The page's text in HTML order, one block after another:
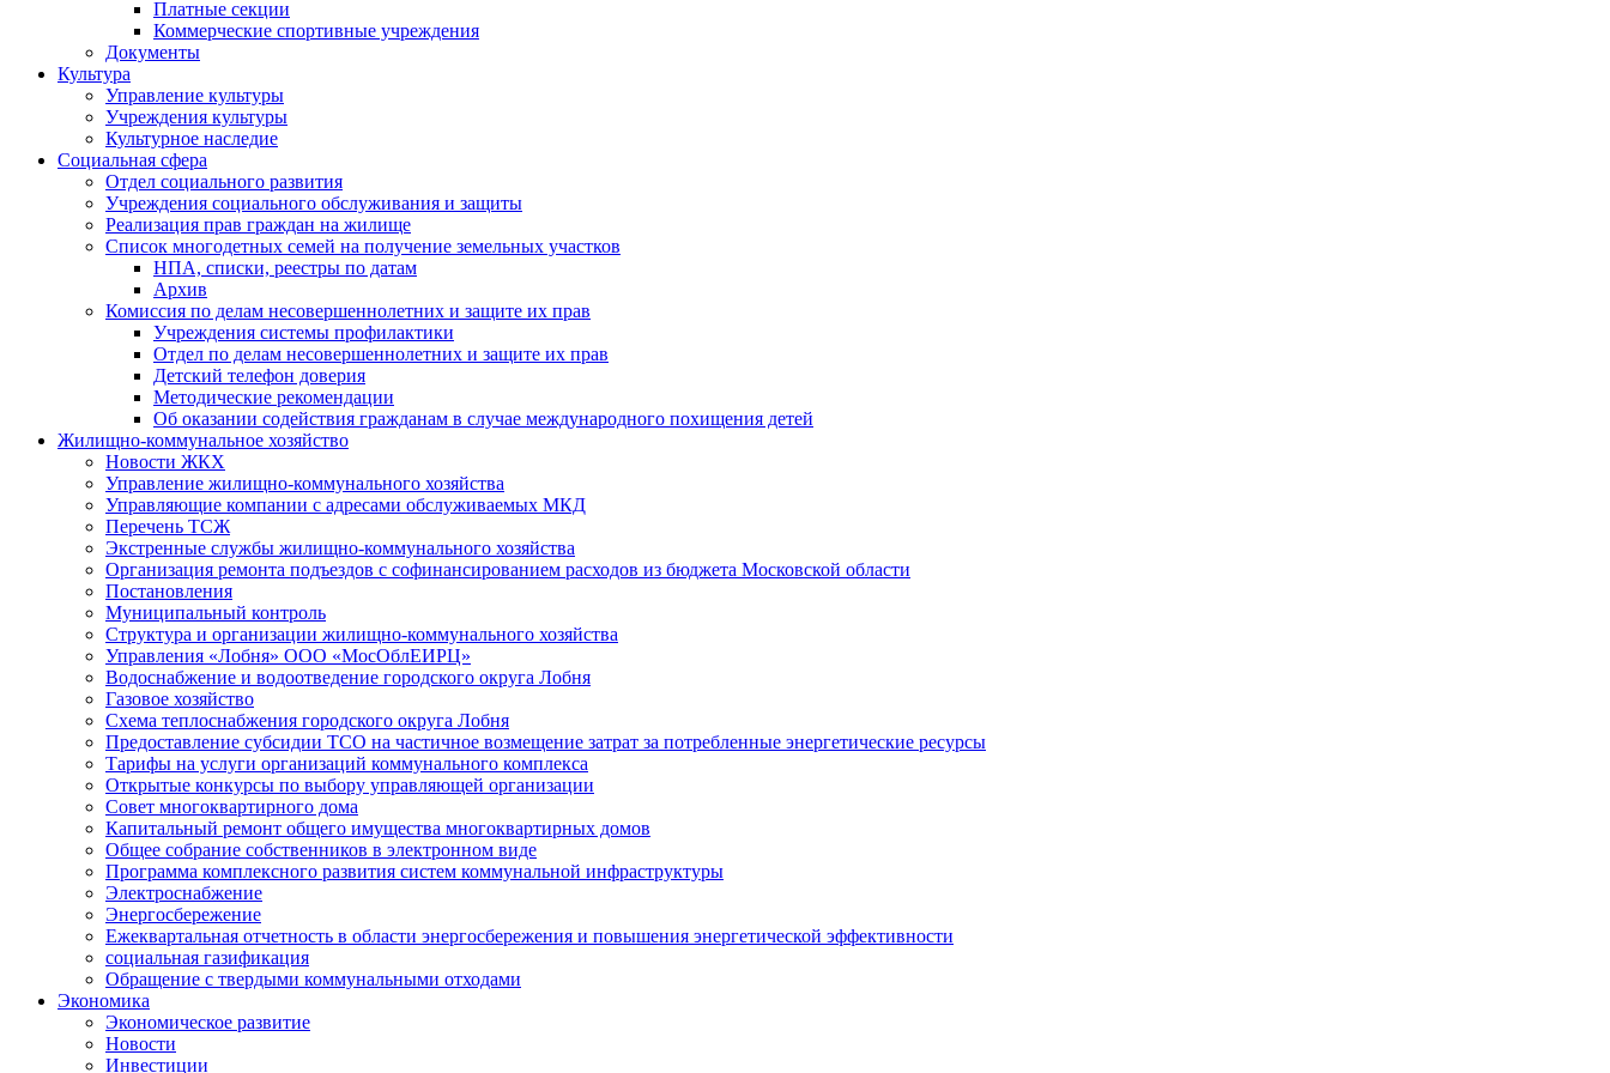
Платные секции
Коммерческие спортивные учреждения
Документы
Культура
Управление культуры
Учреждения культуры
Культурное наследие
Социальная сфера
Отдел социального развития
Учреждения социального обслуживания и защиты
Реализация прав граждан на жилище
Список многодетных семей на получение земельных участков
НПА, списки, реестры по датам
Архив
Комиссия по делам несовершеннолетних и защите их прав
Учреждения системы профилактики
Отдел по делам несовершеннолетних и защите их прав
Детский телефон доверия
Методические рекомендации
Об оказании содействия гражданам в случае международного похищения детей
Жилищно-коммунальное хозяйство
Новости ЖКХ
Управление жилищно-коммунального хозяйства
Управляющие компании с адресами обслуживаемых МКД
Перечень ТСЖ
Экстренные службы жилищно-коммунального хозяйства
Организация ремонта подъездов с софинансированием расходов из бюджета Московской области
Постановления
Муниципальный контроль
Структура и организации жилищно-коммунального хозяйства
Управления «Лобня» ООО «МосОблЕИРЦ»
Водоснабжение и водоотведение городского округа Лобня
Газовое хозяйство
Схема теплоснабжения городского округа Лобня
Предоставление субсидии ТСО на частичное возмещение затрат за потребленные энергетические ресурсы
Тарифы на услуги организаций коммунального комплекса
Открытые конкурсы по выбору управляющей организации
Совет многоквартирного дома
Капитальный ремонт общего имущества многоквартирных домов
Общее собрание собственников в электронном виде
Программа комплексного развития систем коммунальной инфраструктуры
Электроснабжение
Энергосбережение
Ежеквартальная отчетность в области энергосбережения и повышения энергетической эффективности
социальная газификация
Обращение с твердыми коммунальными отходами
Экономика
Экономическое развитие
Новости
Инвестиции